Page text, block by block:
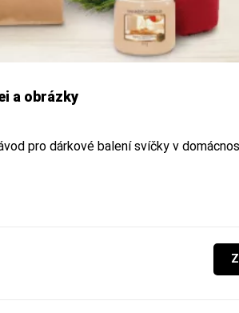
a obrázky
pro dárkové balení svíčky v